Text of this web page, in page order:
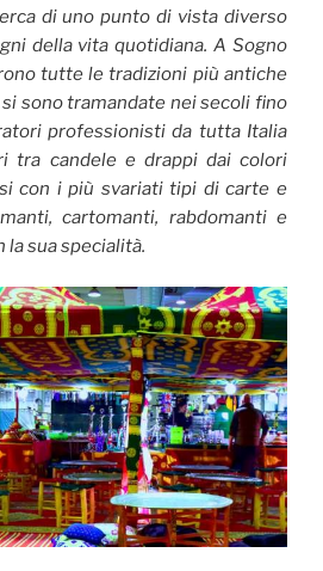
di uno punto di vista diverso
della vita quotidiana. A Sogno
tutte le tradizioni più antiche
sono tramandate nei secoli fino
professionisti da tutta Italia
tra candele e drappi dai colori
con i più svariati tipi di carte e
cartomanti, rabdomanti e
la sua specialità.